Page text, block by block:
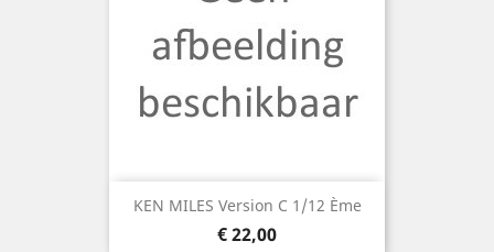
KEN MILES Version C 1/12 Ème
Prijs
€ 22,00